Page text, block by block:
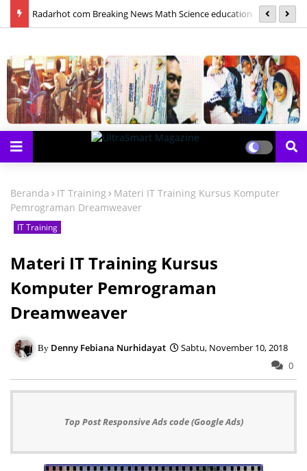
Radarhot com Breaking News Math Science education
Beranda IT Training
Materi IT Training Kursus Komputer
Pemrograman Dreamweaver
IT Training
Materi IT Training Kursus
Komputer Pemrograman
Dreamweaver
Denny Febiana Nurhidayat
Sabtu, November 10, 2018
0
Top Post Responsive Ads code (Google Ads)